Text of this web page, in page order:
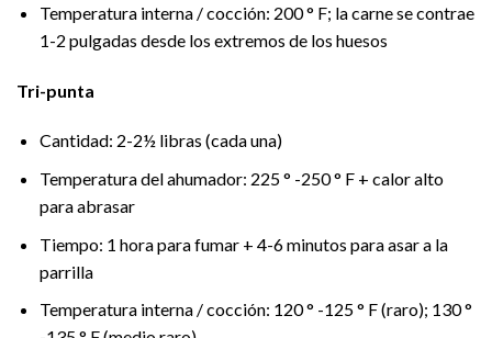
Temperatura interna / cocción: 200 ° F; la carne se contrae
1-2 pulgadas desde los extremos de los huesos
Tri-punta
Cantidad: 2-2½ libras (cada una)
Temperatura del ahumador: 225 ° -250 ° F + calor alto
para abrasar
Tiempo: 1 hora para fumar + 4-6 minutos para asar a la
parrilla
Temperatura interna / cocción: 120 ° -125 ° F (raro); 130 °